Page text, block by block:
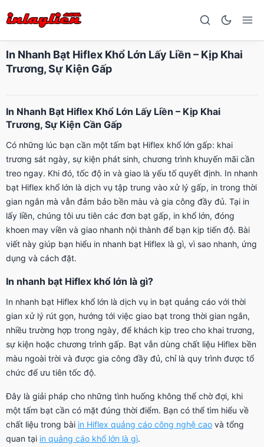
In Nhanh Bạt Hiflex Khổ Lớn Lấy Liền – Kịp Khai
Trương, Sự Kiện Gấp
In Nhanh Bạt Hiflex Khổ Lớn Lấy Liền – Kịp Khai
Trương, Sự Kiện Cần Gấp
Có những lúc bạn cần một tấm bạt Hiflex khổ lớn gấp: khai
trương sát ngày, sự kiện phát sinh, chương trình khuyến mãi cần
treo ngay. Khi đó, tốc độ in và giao là yếu tố quyết định. In nhanh
bạt Hiflex khổ lớn là dịch vụ tập trung vào xử lý gấp, in trong thời
gian ngắn mà vẫn đảm bảo bền màu và gia công đầy đủ. Tại in
lấy liền, chúng tôi ưu tiên các đơn bạt gấp, in khổ lớn, đóng
khoen may viền và giao nhanh nội thành để bạn kịp tiến độ. Bài
viết này giúp bạn hiểu in nhanh bạt Hiflex là gì, vì sao nhanh, ứng
dụng và cách đặt.
In nhanh bạt Hiflex khổ lớn là gì?
In nhanh bạt Hiflex khổ lớn là dịch vụ in bạt quảng cáo với thời
gian xử lý rút gọn, hướng tới việc giao bạt trong thời gian ngắn,
nhiều trường hợp trong ngày, để khách kịp treo cho khai trương,
sự kiện hoặc chương trình gấp. Bạt vẫn dùng chất liệu Hiflex bền
màu ngoài trời và được gia công đầy đủ, chỉ là quy trình được tổ
chức để ưu tiên tốc độ.
Đây là giải pháp cho những tình huống không thể chờ đợi, khi
một tấm bạt cần có mặt đúng thời điểm. Bạn có thể tìm hiểu về
chất liệu trong bài in Hiflex quảng cáo công nghệ cao và tổng
quan tại in quảng cáo khổ lớn là gì.